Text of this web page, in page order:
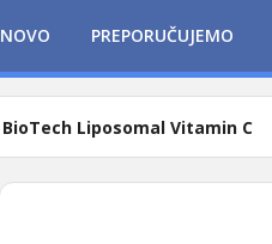
NOVO PREPORUČUJEMO
BioTech Liposomal Vitamin C